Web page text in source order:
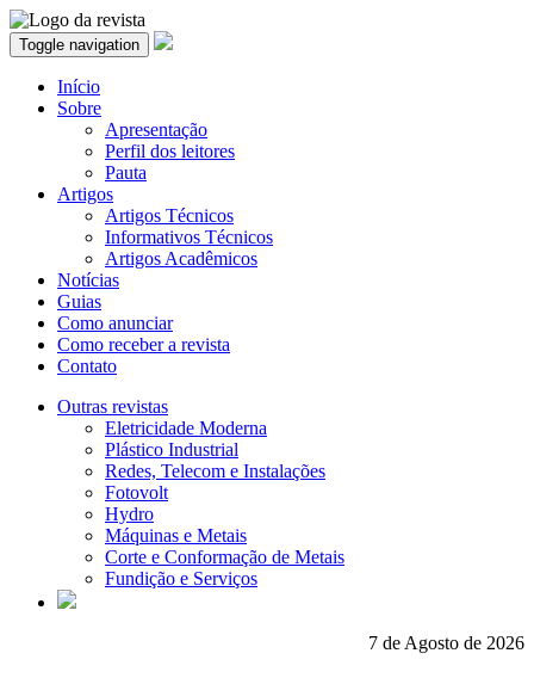
Toggle navigation
Início
Sobre
Apresentação
Perfil dos leitores
Pauta
Artigos
Artigos Técnicos
Informativos Técnicos
Artigos Acadêmicos
Notícias
Guias
Como anunciar
Como receber a revista
Contato
Outras revistas
Eletricidade Moderna
Plástico Industrial
Redes, Telecom e Instalações
Fotovolt
Hydro
Máquinas e Metais
Corte e Conformação de Metais
Fundição e Serviços
7 de Agosto de 2026